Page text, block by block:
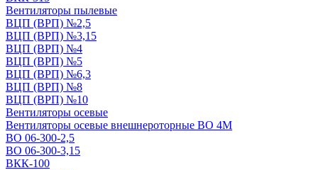
Вентиляторы пылевые
ВЦП (ВРП) №2,5
ВЦП (ВРП) №3,15
ВЦП (ВРП) №4
ВЦП (ВРП) №5
ВЦП (ВРП) №6,3
ВЦП (ВРП) №8
ВЦП (ВРП) №10
Вентиляторы осевые
Вентиляторы осевые внешнероторные ВО 4М
ВО 06-300-2,5
ВО 06-300-3,15
ВКК-100